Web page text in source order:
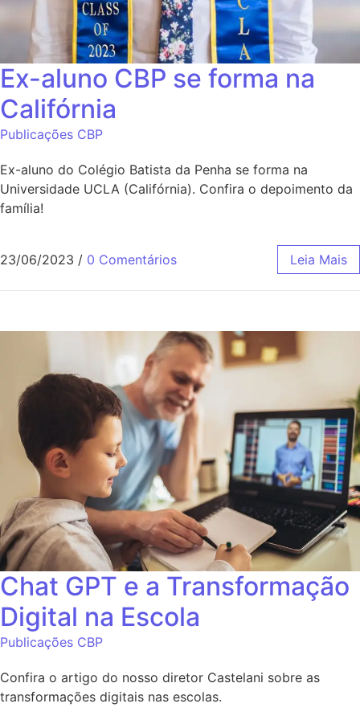
Ex-aluno CBP se forma na
Califórnia
Publicações CBP
Ex-aluno do Colégio Batista da Penha se forma na
Universidade UCLA (Califórnia). Confira o depoimento da
família!
23/06/2023 / 0 Comentários Leia Mais
Chat GPT e a Transformação
Digital na Escola
Publicações CBP
Confira o artigo do nosso diretor Castelani sobre as
transformações digitais nas escolas.